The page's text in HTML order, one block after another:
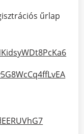
űrlap